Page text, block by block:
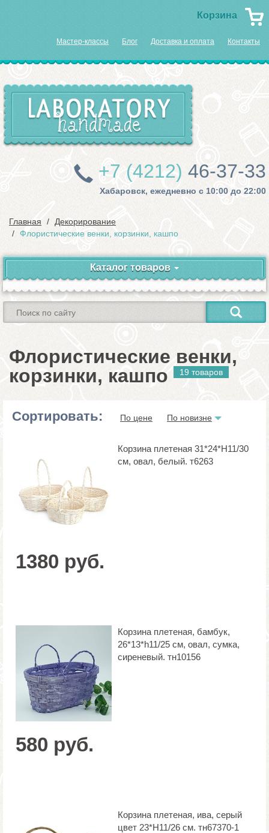
Корзина
Мастер-классы Блог Доставка и оплата Контакты
+7 (4212) 46-37-33
Хабаровск, ежедневно с 10:00 до 22:00
Главная
Декорирование
Флористические венки, корзинки, кашпо
Каталог товаров
Флористические венки,
корзинки, кашпо
19 товаров
Сортировать: По цене По новизне
Корзина плетеная 31*24*H11/30
см, овал, белый. т6263
1380 руб.
Корзина плетеная, бамбук,
26*13*h11/25 см, овал, сумка,
сиреневый. тн10156
580 руб.
Корзина плетеная, ива, серый
цвет 23*Н11/26 см. тн67370-1